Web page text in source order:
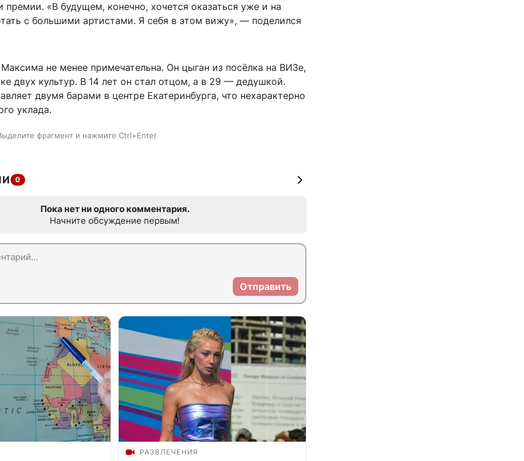
премии. «В будущем, конечно, хочется оказаться уже и на
с большими артистами. Я себя в этом вижу», — поделился
не менее примечательна. Он цыган из посёлка на ВИЗе,
двух культур. В 14 лет он стал отцом, а в 29 — дедушкой.
двумя барами в центре Екатеринбурга, что нехарактерно
уклада.
фрагмент и нажмите Ctrl+Enter
0
Пока нет ни одного комментария.
Начните обсуждение первым!
Отправить
РАЗВЛЕЧЕНИЯ